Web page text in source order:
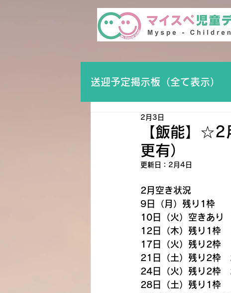
送迎予定掲示板（全て表示）
【飯能】☆2
更有）
2月3日
更新日： 2月4日
2月空き状況
9日（月）残り1枠
10日（火）空きあり
12日（木）残り1枠
17日（火）残り2枠
21日（土）残り2枠
24日（火）残り2枠
28日（土）残り1枠